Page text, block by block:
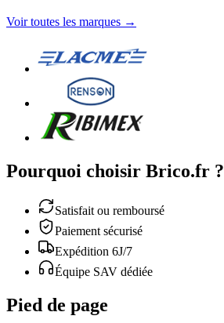
Voir toutes les marques →
Pourquoi choisir Brico.fr ?
Satisfait ou remboursé
Paiement sécurisé
Expédition 6J/7
Équipe SAV dédiée
Pied de page